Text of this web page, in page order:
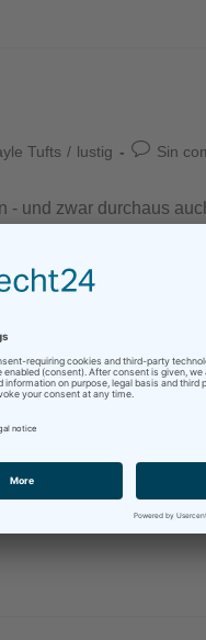
Tufts / lustig Sin
und zwar durchaus